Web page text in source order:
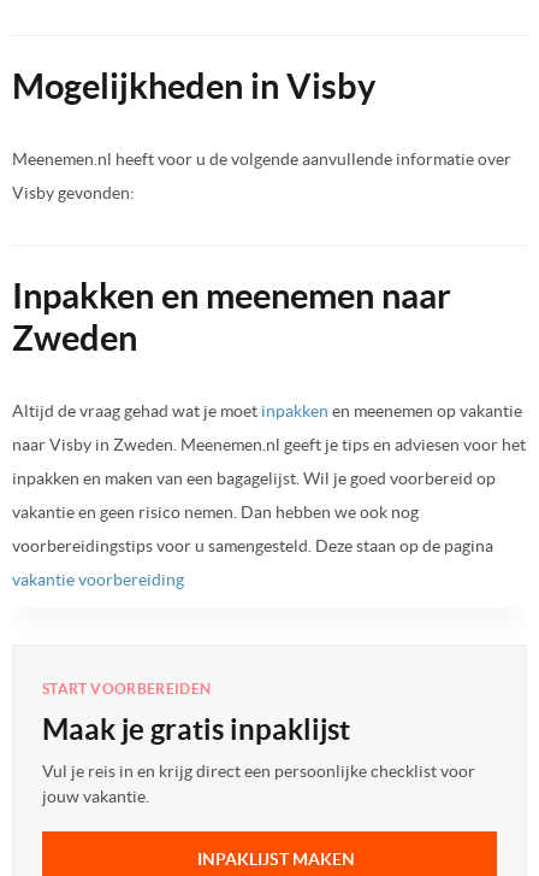
Mogelijkheden in Visby
Meenemen.nl heeft voor u de volgende aanvullende informatie over
Visby gevonden:
Inpakken en meenemen naar
Zweden
Altijd de vraag gehad wat je moet inpakken en meenemen op vakantie
naar Visby in Zweden. Meenemen.nl geeft je tips en adviesen voor het
inpakken en maken van een bagagelijst. Wil je goed voorbereid op
vakantie en geen risico nemen. Dan hebben we ook nog
voorbereidingstips voor u samengesteld. Deze staan op de pagina
vakantie voorbereiding
START VOORBEREIDEN
Maak je gratis inpaklijst
Vul je reis in en krijg direct een persoonlijke checklist voor
jouw vakantie.
INPAKLIJST MAKEN